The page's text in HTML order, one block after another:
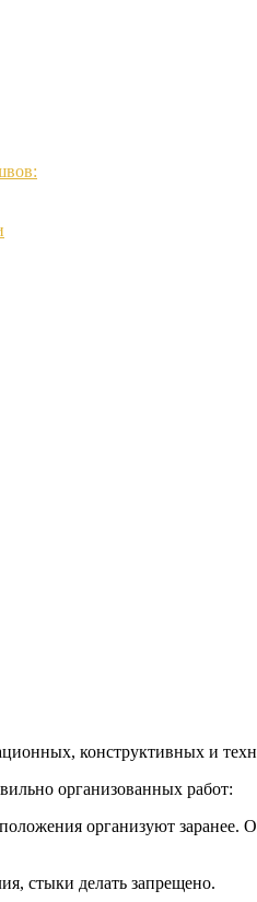
конструктивных и
организованных работ:
организуют заранее.
стыки делать запрещено.